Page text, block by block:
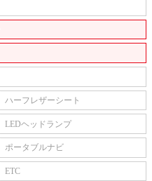
ハーフレザーシート
LEDヘッドランプ
ポータブルナビ
ETC